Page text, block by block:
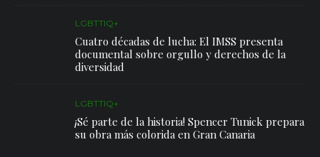
LGBTTIQ+
Cuatro décadas de lucha: El IMSS presenta
documental sobre orgullo y derechos de la
diversidad
LGBTTIQ+
¡Sé parte de la historia! Spencer Tunick prepara
su obra más colorida en Gran Canaria